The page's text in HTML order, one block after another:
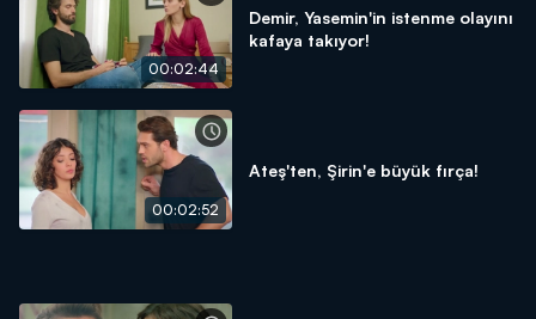
00:02:44
Demir, Yasemin'in istenme olayını
kafaya takıyor!
00:02:52
Ateş'ten, Şirin'e büyük fırça!